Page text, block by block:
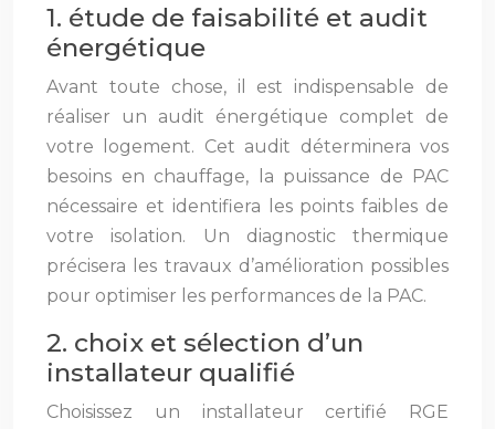
1. étude de faisabilité et audit
énergétique
Avant toute chose, il est indispensable de
réaliser un audit énergétique complet de
votre logement. Cet audit déterminera vos
besoins en chauffage, la puissance de PAC
nécessaire et identifiera les points faibles de
votre isolation. Un diagnostic thermique
précisera les travaux d’amélioration possibles
pour optimiser les performances de la PAC.
2. choix et sélection d’un
installateur qualifié
Choisissez un installateur certifié RGE